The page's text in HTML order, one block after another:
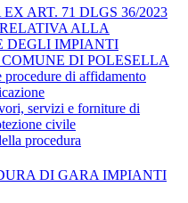
ART. 71 DLGS 36/2023
ALLA
DEGLI IMPIANTI
DI POLESELLA
di affidamento
servizi e forniture di
civile
procedura
DI GARA IMPIANTI